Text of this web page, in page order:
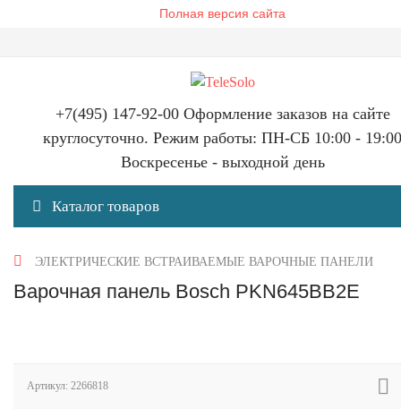
Полная версия сайта
+7(495) 147-92-00 Оформление заказов на сайте
круглосуточно. Режим работы: ПН-СБ 10:00 - 19:00
Воскресенье - выходной день
Каталог товаров
ЭЛЕКТРИЧЕСКИЕ ВСТРАИВАЕМЫЕ ВАРОЧНЫЕ ПАНЕЛИ
Варочная панель Bosch PKN645BB2E
Артикул: 2266818